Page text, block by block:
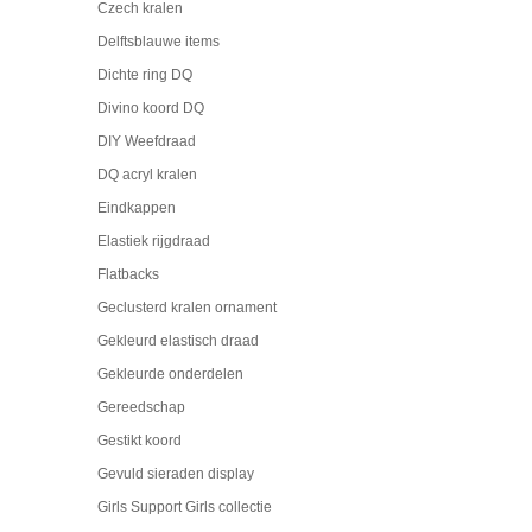
Czech kralen
Delftsblauwe items
Dichte ring DQ
Divino koord DQ
DIY Weefdraad
DQ acryl kralen
Eindkappen
Elastiek rijgdraad
Flatbacks
Geclusterd kralen ornament
Gekleurd elastisch draad
Gekleurde onderdelen
Gereedschap
Gestikt koord
Gevuld sieraden display
Girls Support Girls collectie